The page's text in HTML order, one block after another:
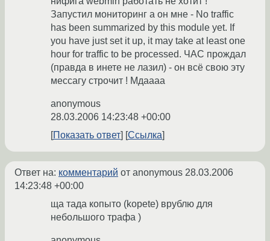
Запустил мониторинг а он мне - No traffic
has been summarized by this module yet. If
you have just set it up, it may take at least one
hour for traffic to be processed. ЧАС прождал
(правда в инете не лазил) - он всё свою эту
мессагу строчит ! Мдаааа
anonymous
28.03.2006 14:23:48 +00:00
Показать ответ
Ссылка
Ответ на: комментарий от anonymous 28.03.2006
14:23:48 +00:00
ща тада копыто (kopete) врублю для
небольшого трафа )